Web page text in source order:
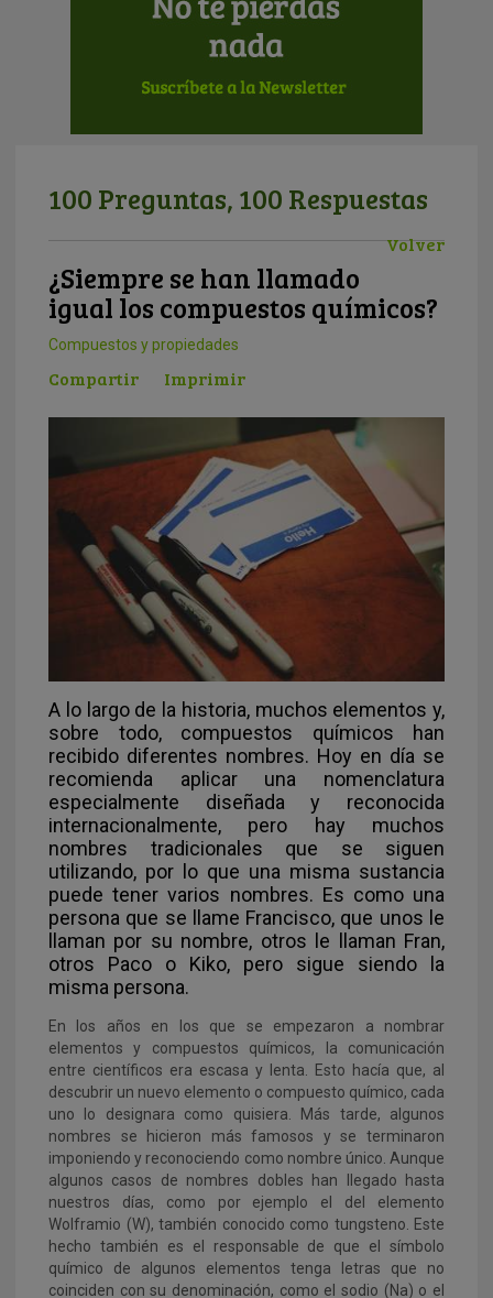
100 Preguntas, 100 Respuestas
Volver
¿Siempre se han llamado
igual los compuestos químicos?
Compuestos y propiedades
Compartir Imprimir
A lo largo de la historia, muchos elementos y,
sobre todo, compuestos químicos han
recibido diferentes nombres. Hoy en día se
recomienda aplicar una nomenclatura
especialmente diseñada y reconocida
internacionalmente, pero hay muchos
nombres tradicionales que se siguen
utilizando, por lo que una misma sustancia
puede tener varios nombres. Es como una
persona que se llame Francisco, que unos le
llaman por su nombre, otros le llaman Fran,
otros Paco o Kiko, pero sigue siendo la
misma persona.
En los años en los que se empezaron a nombrar
elementos y compuestos químicos, la comunicación
entre científicos era escasa y lenta. Esto hacía que, al
descubrir un nuevo elemento o compuesto químico, cada
uno lo designara como quisiera. Más tarde, algunos
nombres se hicieron más famosos y se terminaron
imponiendo y reconociendo como nombre único. Aunque
algunos casos de nombres dobles han llegado hasta
nuestros días, como por ejemplo el del elemento
Wolframio (W), también conocido como tungsteno. Este
hecho también es el responsable de que el símbolo
químico de algunos elementos tenga letras que no
coinciden con su denominación, como el sodio (Na) o el